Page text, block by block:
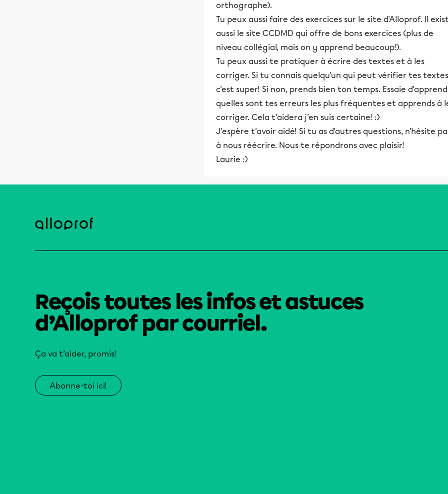
orthographe).
Tu peux aussi faire des exercices sur le site d'Alloprof. Il
aussi le site CCDMD qui offre de bons exercices (plus de
niveau collégial, mais on y apprend beaucoup!).
Tu peux aussi te pratiquer à écrire des textes et à les
corriger. Si tu connais quelqu'un qui peut vérifier tes
c'est super! Si non, prends bien ton temps. Essaie
quelles sont tes erreurs les plus fréquentes et apprends à
corriger. Cela t'aidera j'en suis certaine! :)
J'espère t'avoir aidé! Si tu as d'autres questions, n'hésite
à nous réécrire. Nous te répondrons avec plaisir!
Laurie :)
Reçois toutes les infos et astuces
d’Alloprof par courriel.
Ça va t’aider, promis!
Abonne-toi ici!